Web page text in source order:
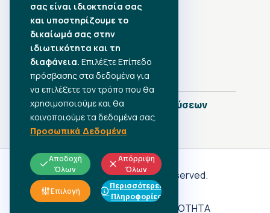
•Αύγουστος 2026
•Ιούλιος 2026
•Ιούνιος 2026
•Μάιος 2026
•Απρίλιος 2026
•Μάρτιος 2026
Πλήρες Ημερολόγιο Δημοσιεύσεων
Γ.Σ.Ε.Ε
© 2026 All rights reserved.
ΠΡΟΣΩΠΙΚΑ ΔΕΔΟΜΕΝΑ
ΠΡΟΣΒΑΣΙΜΟΤΗΤΑ
σας είναι ιδιοκτησία σας
και υποστηρίζουμε το
δικαίωμά σας στην
ιδιωτικότητα και τη
διαφάνεια. Επιλέξτε Επίπεδο
πρόσβασης στα δεδομένα για
να επιλέξετε τον τρόπο που θα
χρησιμοποιούμε και θα
κοινοποιούμε τα δεδομένα σας.
Προσωπικά Δεδομένα
Αποδοχή
Όλων
Απόρριψη
Όλων
Επιλογή
Περισσότερες
Πληροφορίες